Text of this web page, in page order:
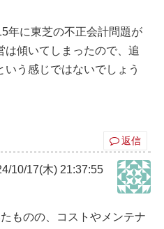
年に東芝の不正会計問題が
は傾いてしまったので、追
う感じではないでしょう
返信
10/17(木) 21:37:55
ものの、コストやメンテナ